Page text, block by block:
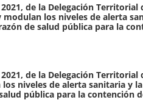
de la Delegación Territorial
los niveles de alerta
de salud pública para la
de la Delegación Territorial
niveles de alerta sanitaria y
pública para la contención